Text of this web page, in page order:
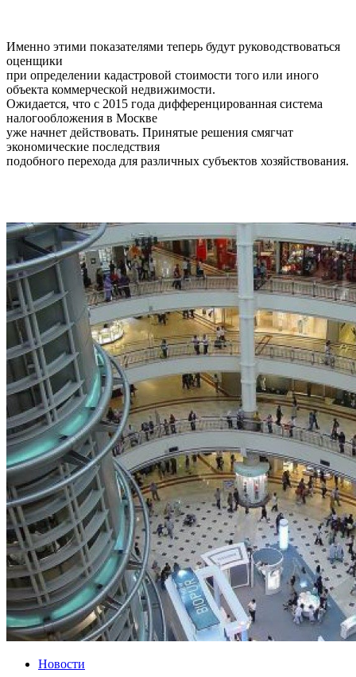
Именно этими показателями теперь будут руководствоваться
оценщики
при определении кадастровой стоимости того или иного
объекта коммерческой недвижимости.
Ожидается, что с 2015 года дифференцированная система
налогообложения в Москве
уже начнет действовать. Принятые решения смягчат
экономические последствия
подобного перехода для различных субъектов хозяйствования.
Новости